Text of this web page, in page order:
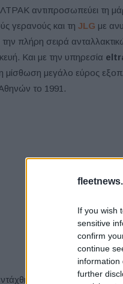
If you wish
sensitive
confirm
continue
information
further
αντιπροσωπεύει τη
γερανούς και τη JLG με
την πλήρη σειρά
Και με την υπηρεσία
μίσθωση μεγάλο εύρος
το 1991.
στον Όμιλο ΕΛΤΡΑΚ